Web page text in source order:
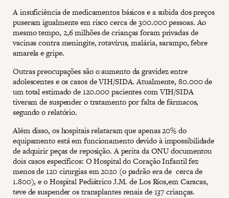
A insuficiência de medicamentos básicos e a subida dos preços
puseram igualmente em risco cerca de 300.000 pessoas. Ao
mesmo tempo, 2,6 milhões de crianças foram privadas de
vacinas contra meningite, rotavírus, malária, sarampo, febre
amarela e gripe.
Outras preocupações são o aumento da gravidez entre
adolescentes e os casos de VIH/SIDA. Atualmente, 80.000 de
um total estimado de 120.000 pacientes com VIH/SIDA
tiveram de suspender o tratamento por falta de fármacos,
segundo o relatório.
Além disso, os hospitais relataram que apenas 20% do
equipamento está em funcionamento devido à impossibilidade
de adquirir peças de reposição. A perita da ONU documentou
dois casos específicos: O Hospital do Coração Infantil fez
menos de 120 cirurgias em 2020 (o padrão era de cerca de
1.800), e o Hospital Pediátrico J.M. de Los Ríos,em Caracas,
teve de suspender os transplantes renais de 137 crianças.